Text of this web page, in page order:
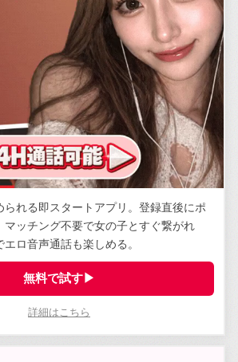
られる即スタートアプリ。登録直後にポ
マッチング不要で女の子とすぐ繋がれ
ロ音声通話も楽しめる。
無料で試す▶
詳細はこちら